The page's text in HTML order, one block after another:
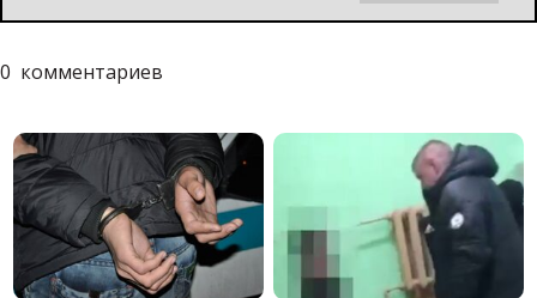
0 комментариев